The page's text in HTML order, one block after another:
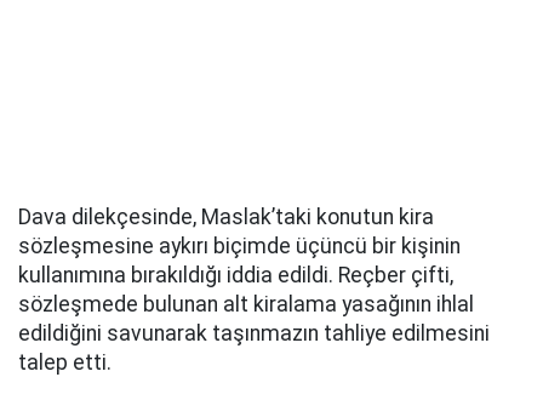
Dava dilekçesinde, Maslak’taki konutun kira
sözleşmesine aykırı biçimde üçüncü bir kişinin
kullanımına bırakıldığı iddia edildi. Reçber çifti,
sözleşmede bulunan alt kiralama yasağının ihlal
edildiğini savunarak taşınmazın tahliye edilmesini
talep etti.